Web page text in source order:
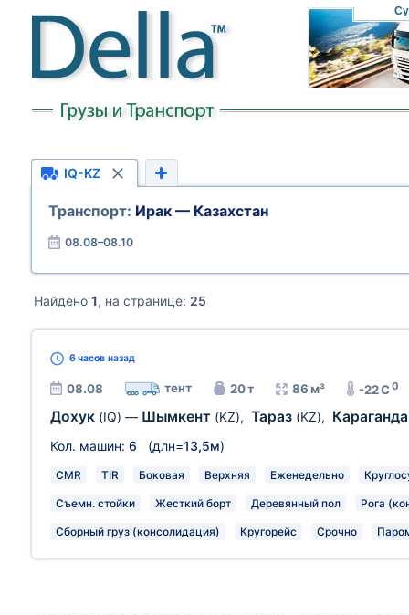
IQ-KZ
Транспорт: Ирак — Казахстан
08.08–08.10
Найдено 1, на странице: 25
6 часов назад
08.08 тент 20 т 86 м³ -22 C0
Дохук (IQ) — Шымкент (KZ), Тараз (KZ),
Кол. машин: 6 (длн=13,5м)
CMR TIR Боковая Верхняя Еженедельно
Съемн. стойки Жесткий борт Деревянный пол Рога
Сборный груз (консолидация) Кругорейс Срочно